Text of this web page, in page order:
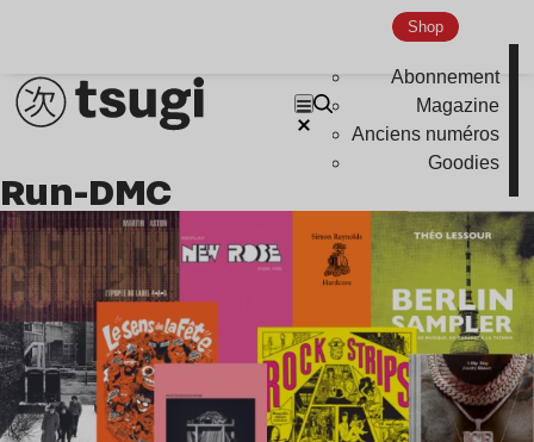
Shop
Abonnement
Magazine
Anciens numéros
Goodies
Run-DMC